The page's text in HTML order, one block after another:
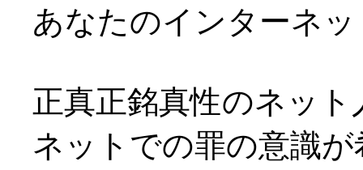
あなたのインターネ
正真正銘真性のネット
ネットでの罪の意識